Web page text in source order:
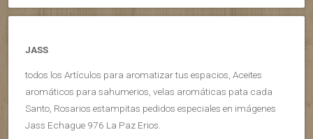
JASS
todos los Artículos para aromatizar tus espacios, Aceites
aromáticos para sahumerios, velas aromáticas pata cada
Santo, Rosarios estampitas pedidos especiales en imágenes
Jass Echague 976 La Paz Erios.